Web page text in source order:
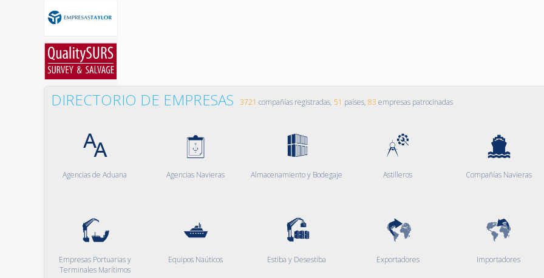
DIRECTORIO DE EMPRESAS 3721 compañías registradas, 51 países, 83 empresas patrocinadas
Agencias de Aduana Agencias Navieras Almacenamiento y Bodegaje Astilleros Compañías Navieras
Empresas Portuarias y
Terminales Marítimos
Equipos Naúticos Estiba y Desestiba Exportadores Importadores